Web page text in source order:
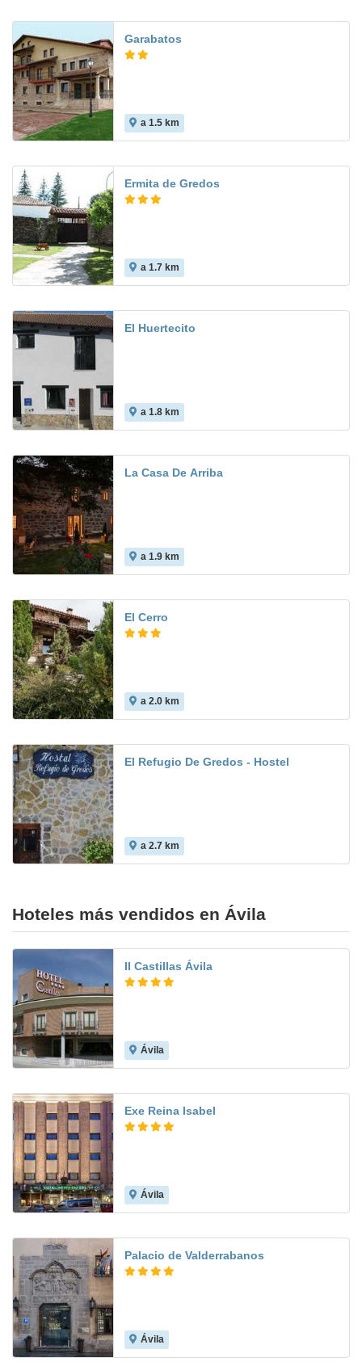
Garabatos
a 1.5 km
Ermita de Gredos
a 1.7 km
El Huertecito
a 1.8 km
La Casa De Arriba
a 1.9 km
El Cerro
a 2.0 km
El Refugio De Gredos - Hostel
a 2.7 km
Hoteles más vendidos en Ávila
II Castillas Ávila
Ávila
Exe Reina Isabel
Ávila
Palacio de Valderrabanos
Ávila